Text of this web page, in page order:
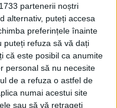
partenerii noștri
alternativ, puteți accesa
preferințele înainte
puteți refuza să vă dați
că este posibil ca anumite
personal să nu necesite
de a refuza o astfel de
numai acestui site
sau să vă retrageți
se află o
din epoca
IX d.Hr., care
cu picturi
pavate cu